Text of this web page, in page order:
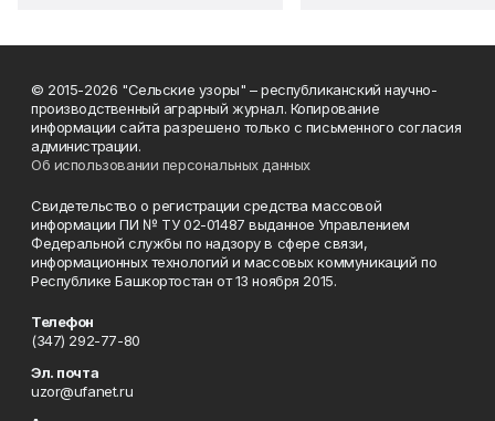
© 2015-2026 "Сельские узоры" – республиканский научно-
производственный аграрный журнал. Копирование
информации сайта разрешено только с письменного согласия
администрации.
Об использовании персональных данных
Свидетельство о регистрации средства массовой
информации ПИ № ТУ 02-01487 выданное Управлением
Федеральной службы по надзору в сфере связи,
информационных технологий и массовых коммуникаций по
Республике Башкортостан от 13 ноября 2015.
Телефон
(347) 292-77-80
Эл. почта
uzor@ufanet.ru